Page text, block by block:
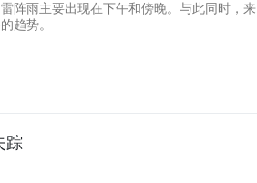
阵雨主要出现在下午和傍晚。与此同时，来
趋势。
踪